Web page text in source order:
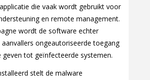
die vaak wordt gebruikt voor
en remote management.
wordt de software echter
ongeautoriseerde toegang
tot geïnfecteerde systemen.
stelt de malware